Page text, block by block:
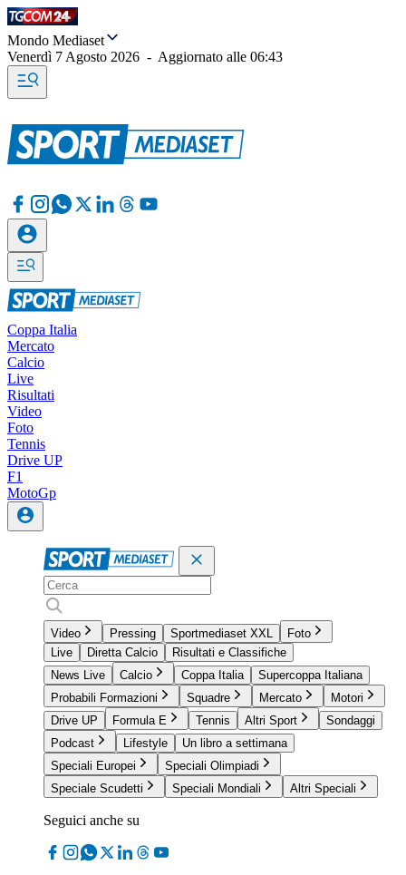
Mondo Mediaset
Venerdì 7 Agosto 2026 - Aggiornato alle 06:43
Coppa Italia
Mercato
Calcio
Live
Risultati
Video
Foto
Tennis
Drive UP
F1
MotoGp
Video Pressing Sportmediaset XXL
Foto
Live
Diretta Calcio
Risultati e Classifiche
News Live
Calcio Coppa Italia
Supercoppa Italiana
Probabili Formazioni
Squadre Mercato
Motori
Drive UP
Formula E Tennis Altri Sport
Sondaggi
Podcast
Lifestyle
Un libro a settimana
Speciali Europei
Speciali Olimpiadi
Speciale Scudetti
Speciali Mondiali Altri Speciali
Seguici anche su